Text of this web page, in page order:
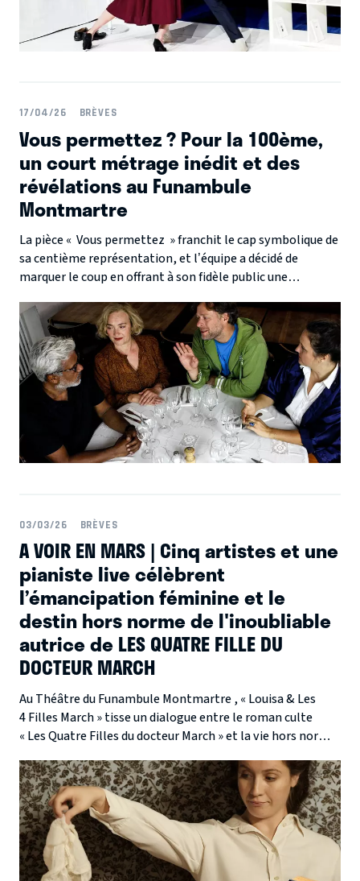
17/04/26 BRÈVES
Vous permettez ? Pour la 100ème,
un court métrage inédit et des
révélations au Funambule
Montmartre
La pièce « Vous permettez » franchit le cap symbolique de
sa centième représentation, et l’équipe a décidé de
marquer le coup en offrant à son fidèle public une
03/03/26 BRÈVES
A VOIR EN MARS | Cinq artistes et une
pianiste live célèbrent
l’émancipation féminine et le
destin hors norme de l'inoubliable
autrice de LES QUATRE FILLE DU
DOCTEUR MARCH
Au Théâtre du Funambule Montmartre , « Louisa & Les
4 Filles March » tisse un dialogue entre le roman culte
« Les Quatre Filles du docteur March » et la vie hors norme